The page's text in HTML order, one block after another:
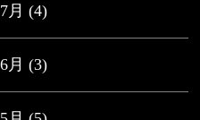
月 (4)
月 (3)